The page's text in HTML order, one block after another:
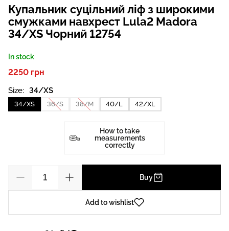
Купальник суцільний ліф з широкими
смужками навхрест Lula2 Madora
34/XS Чорний 12754
In stock
2250 грн
Size: 34/XS
34/XS 36/S 38/M 40/L 42/XL
How to take
measurements
correctly
Buy
Add to wishlist